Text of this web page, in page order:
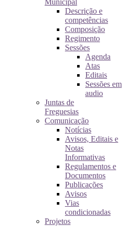
Municipal
Descrição e
competências
Composição
Regimento
Sessões
Agenda
Atas
Editais
Sessões em
audio
Juntas de
Freguesias
Comunicação
Notícias
Avisos, Editais e
Notas
Informativas
Regulamentos e
Documentos
Publicações
Avisos
Vias
condicionadas
Projetos